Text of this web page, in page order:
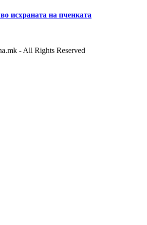
исхраната на пченката
- All Rights Reserved